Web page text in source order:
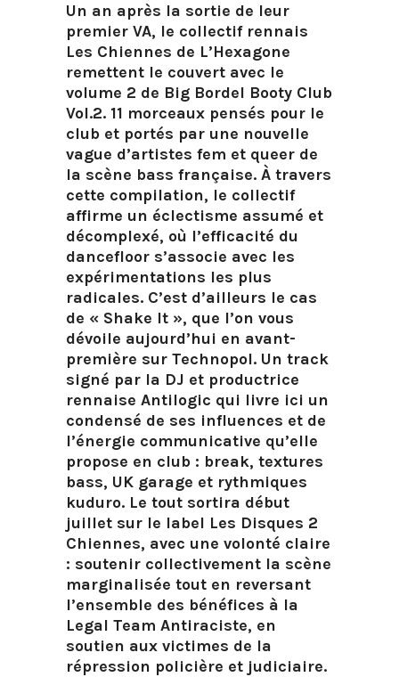
Un an après la sortie de leur
premier VA, le collectif rennais
Les Chiennes de L’Hexagone
remettent le couvert avec le
volume 2 de Big Bordel Booty Club
Vol.2. 11 morceaux pensés pour le
club et portés par une nouvelle
vague d’artistes fem et queer de
la scène bass française. À travers
cette compilation, le collectif
affirme un éclectisme assumé et
décomplexé, où l’efficacité du
dancefloor s’associe avec les
expérimentations les plus
radicales. C’est d’ailleurs le cas
de « Shake It », que l’on vous
dévoile aujourd’hui en avant-
première sur Technopol. Un track
signé par la DJ et productrice
rennaise Antilogic qui livre ici un
condensé de ses influences et de
l’énergie communicative qu’elle
propose en club : break, textures
bass, UK garage et rythmiques
kuduro. Le tout sortira début
juillet sur le label Les Disques 2
Chiennes, avec une volonté claire
: soutenir collectivement la scène
marginalisée tout en reversant
l’ensemble des bénéfices à la
Legal Team Antiraciste, en
soutien aux victimes de la
répression policière et judiciaire.